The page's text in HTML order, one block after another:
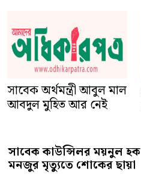
সাবেক অর্থমন্ত্রী আবুল মাল
আবদুল মুহিত আর নেই
সাবেক কাউন্সিলর ময়নুল হক
মনজুর মৃত্যুতে শোকের ছায়া